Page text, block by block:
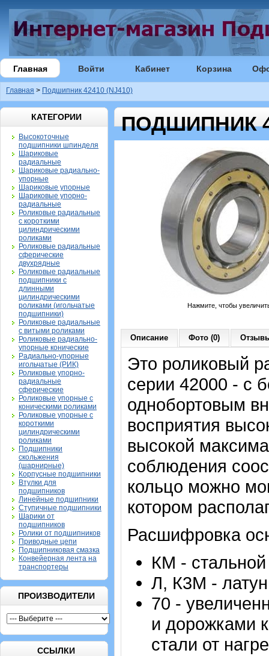
Главная Войти Кабинет Корзина
Главная > Подшипник 42410 (NJ410)
КАТЕГОРИИ
Высокоточные
подшипники шпинделя
Шариковые
радиальные
Шариковые радиально-
упорные
Шариковые упорные
Шариковые упорно-
радиальные
Роликовые радиальные
с короткими
цилиндрическими
роликами
Роликовые радиальные
сферические
двухрядные
Роликовые радиальные
подшипники с
длинными
цилиндрическими
роликами (игольчатые
подшипники)
Роликовые радиальные
с витыми роликами
Роликовые радиально-
упорные конические
Радиально-упорные
игольчатые (РИК)
Роликовые упорно-
радиальные
сферические
Роликовые упорные с
коническими роликами
Роликовые упорные с
короткими
цилиндрическими
роликами
Подшипники
скольжения
(шарнирные)
Корпусные подшипники
Втулки для
подшипников
Линейные подшипники
Ступичные подшипники
Шарики от
подшипников
Ролики от подшипников
Приводные цепи
Подшипниковая смазка
Конвейерная лента на
транспортеры
ПРОИЗВОДИТЕЛИ
ССЫЛКИ
ПОДШИПНИК
Нажмите, чтобы
Описание Фото (0)
Это роликовый
серии 42000 - с
однобортовым
восприятия
высокой
соблюдения
кольцо можно
котором
Расшифровка
КМ -
Л, К3М -
70 -
и дорожками
стали от